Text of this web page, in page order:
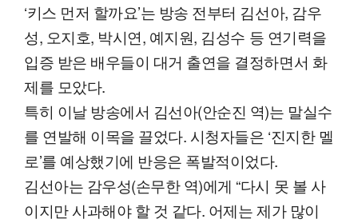
‘키스 먼저 할까요’는 방송 전부터 김선아, 감우
성, 오지호, 박시연, 예지원, 김성수 등 연기력을
입증 받은 배우들이 대거 출연을 결정하면서 화
제를 모았다.
특히 이날 방송에서 김선아(안순진 역)는 말실수
를 연발해 이목을 끌었다. 시청자들은 ‘진지한 멜
로’를 예상했기에 반응은 폭발적이었다.
김선아는 감우성(손무한 역)에게 “다시 못 볼 사
이지만 사과해야 할 것 같다. 어제는 제가 많이